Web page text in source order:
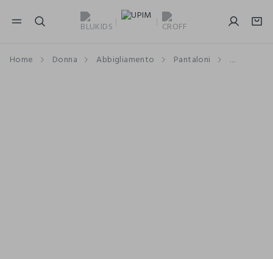
NAVIGATION.ARIA.GOTOMAINCONTENT
Home Donna Abbigliamento Pantaloni Palazzo